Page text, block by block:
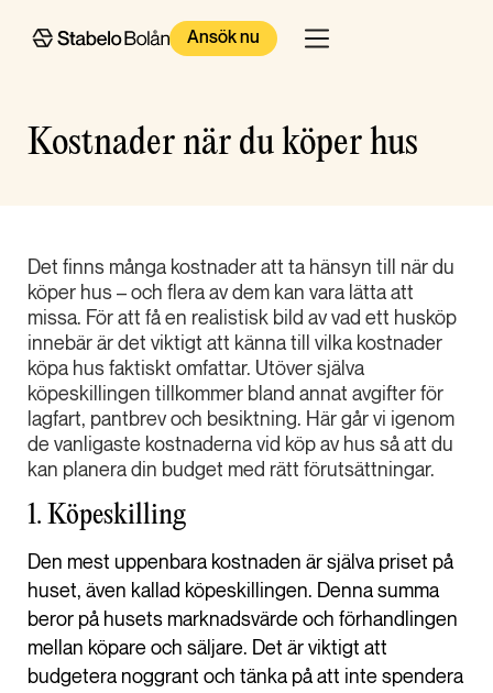
Ansök nu
Kostnader när du köper hus
Det finns många kostnader att ta hänsyn till när du
köper hus – och flera av dem kan vara lätta att
missa. För att få en realistisk bild av vad ett husköp
innebär är det viktigt att känna till vilka kostnader
köpa hus faktiskt omfattar. Utöver själva
köpeskillingen tillkommer bland annat avgifter för
lagfart, pantbrev och besiktning. Här går vi igenom
de vanligaste kostnaderna vid köp av hus så att du
kan planera din budget med rätt förutsättningar.
1. Köpeskilling
Den mest uppenbara kostnaden är själva priset på
huset, även kallad köpeskillingen. Denna summa
beror på husets marknadsvärde och förhandlingen
mellan köpare och säljare. Det är viktigt att
budgetera noggrant och tänka på att inte spendera